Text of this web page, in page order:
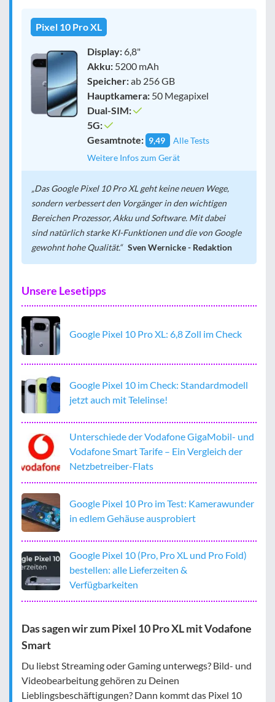
Pixel 10 Pro XL
Display:6,8"
Akku: 5200 mAh
Speicher:ab 256 GB
Hauptkamera: 50 Megapixel
Dual-SIM:
5G:
Gesamtnote: 9,49
Alle Tests
Weitere Infos zum Gerät
Das Google Pixel 10 Pro XL geht keine neuen Wege,
sondern verbessert den Vorgänger in den wichtigen
Bereichen Prozessor, Akku und Software. Mit dabei
sind natürlich starke KI-Funktionen und die von Google
gewohnt hohe Qualität.
Sven Wernicke - Redaktion
Unsere Lesetipps
Google Pixel 10 Pro XL: 6,8 Zoll im Check
Google Pixel 10 im Check: Standardmodell
jetzt auch mit Telelinse!
Unterschiede der Vodafone GigaMobil- und
Vodafone Smart Tarife – Ein Vergleich der
Netzbetreiber-Flats
Google Pixel 10 Pro im Test: Kamerawunder
in edlem Gehäuse ausprobiert
Google Pixel 10 (Pro, Pro XL und Pro Fold)
bestellen: alle Lieferzeiten &
Verfügbarkeiten
Das sagen wir zum Pixel 10 Pro XL mit Vodafone
Smart
Du liebst Streaming oder Gaming unterwegs? Bild- und
Videobearbeitung gehören zu Deinen
Lieblingsbeschäftigungen? Dann kommt das Pixel 10